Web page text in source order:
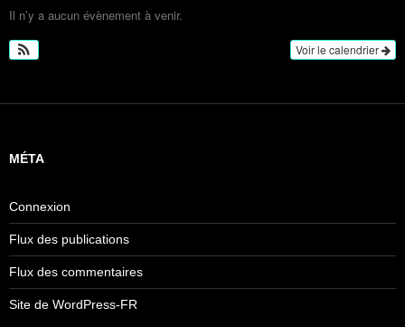
Il n’y a aucun évènement à venir.
Voir le calendrier
MÉTA
Connexion
Flux des publications
Flux des commentaires
Site de WordPress-FR